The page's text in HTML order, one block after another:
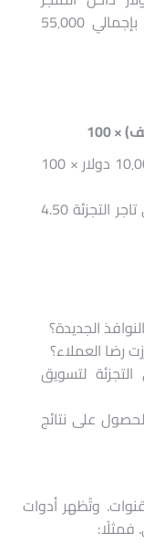
و15٬000 دولار عبر الإنترنت بعد الحملة، بإجمالي 55٬000
100
مثال: (55٬000 دولار − 10٬000 دولار) / 10٬000 دولار × 100
هذا يعني أنه مقابل كل دولار يُنفَق، جنى تاجر التجزئة 4.50
الجديدة؟
رضا العملاء؟
لتسويق
على نتائج
وتُظهر أدوات
فمثلًا: